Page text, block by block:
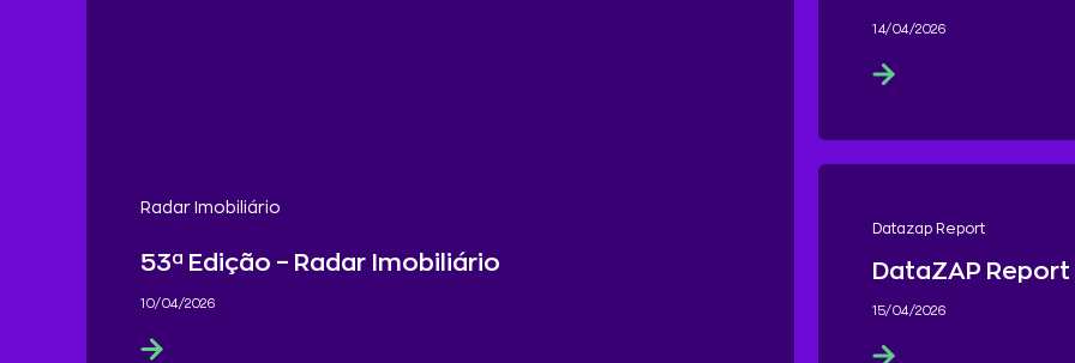
Radar Imobiliário
53ª Edição – Radar Imobiliário
10/04/2026
14/04/2026
Datazap Report
DataZAP Report
15/04/2026